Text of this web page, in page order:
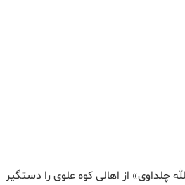
چلداوی» از اهالی کوه علوی را دستگیر